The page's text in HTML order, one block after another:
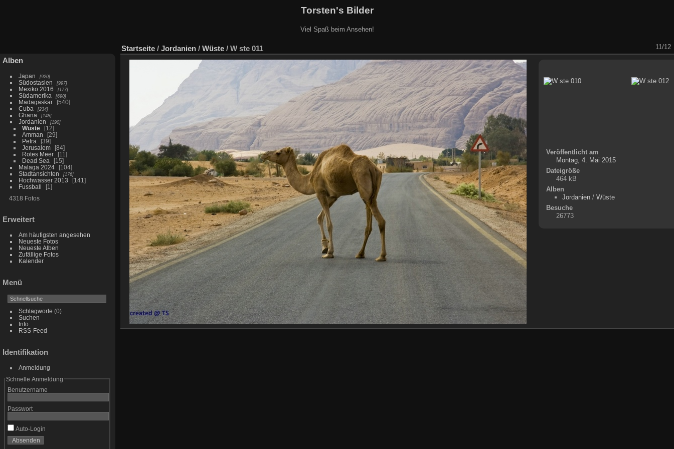
Torsten's Bilder
Viel Spaß beim Ansehen!
Alben
Japan 920
Südostasien 997
Mexiko 2016 177
Südamerika 690
Madagaskar
540
Cuba
234
Ghana 148
Jordanien 190
Wüste
12
Amman
29
Petra
39
Jerusalem
84
Rotes Meer
11
Dead Sea
15
Malaga 2024
104
Stadtansichten
176
Hochwasser 2013
141
Fussball
1
4318 Fotos
Erweitert
Am häufigsten angesehen
Neueste Fotos
Neueste Alben
Zufällige Fotos
Kalender
Menü
Schlagworte (0)
Suchen
Info
RSS-Feed
Identifikation
Anmeldung
Schnelle Anmeldung
Benutzername
Passwort
Auto-Login
Startseite / Jordanien / Wüste / W ste 011 11/12
Veröffentlicht am
Montag, 4. Mai 2015
Dateigröße
464 kB
Alben
Jordanien /Wüste
Besuche
26773